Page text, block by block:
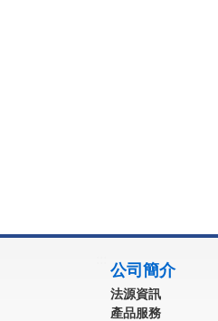
公司簡介
法源資訊
產品服務